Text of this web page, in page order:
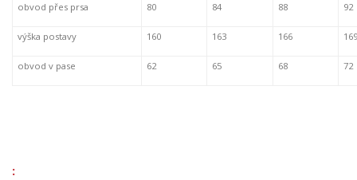
obvod přes prsa 80 84 88 92
výška postavy 160 163 166 169
obvod v pase 62 65 68 72
: